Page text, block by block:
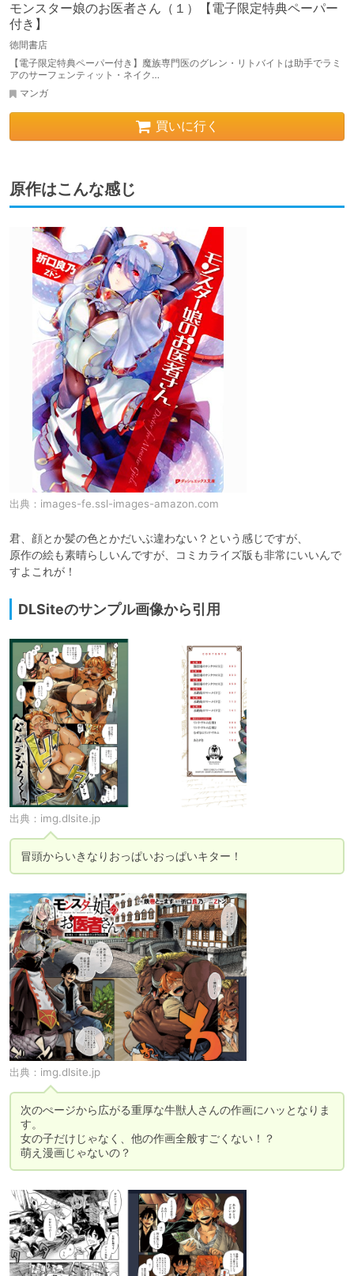
モンスター娘のお医者さん（１）【電子限定特典ペーパー
付き】
徳間書店
【電子限定特典ペーパー付き】魔族専門医のグレン・リトバイトは助手でラミ
アのサーフェンティット・ネイク…
マンガ
買いに行く
原作はこんな感じ
出典： images-fe.ssl-images-amazon.com
君、顔とか髪の色とかだいぶ違わない？という感じですが、
原作の絵も素晴らしいんですが、コミカライズ版も非常にいいんで
すよこれが！
DLSiteのサンプル画像から引用
出典： img.dlsite.jp
冒頭からいきなりおっぱいおっぱいキター！
出典： img.dlsite.jp
次のぺージから広がる重厚な牛獣人さんの作画にハッとなりま
す。
女の子だけじゃなく、他の作画全般すごくない！？
萌え漫画じゃないの？